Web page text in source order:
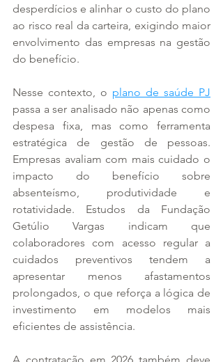
desperdícios e alinhar o custo do plano
ao risco real da carteira, exigindo maior
envolvimento das empresas na gestão
do benefício.
Nesse contexto, o plano de saúde PJ
passa a ser analisado não apenas como
despesa fixa, mas como ferramenta
estratégica de gestão de pessoas.
Empresas avaliam com mais cuidado o
impacto do benefício sobre
absenteísmo, produtividade e
rotatividade. Estudos da Fundação
Getúlio Vargas indicam que
colaboradores com acesso regular a
cuidados preventivos tendem a
apresentar menos afastamentos
prolongados, o que reforça a lógica de
investimento em modelos mais
eficientes de assistência.